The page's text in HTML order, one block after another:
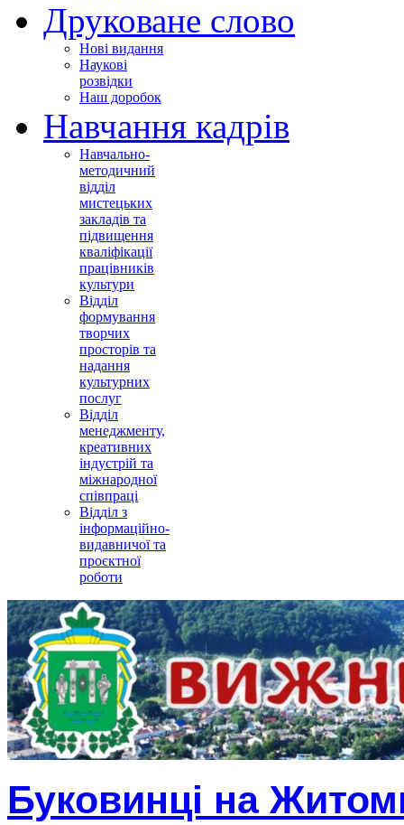
Друковане слово
Нові видання
Наукові
розвідки
Наш доробок
Навчання кадрів
Навчально-
методичний
відділ
мистецьких
закладів та
підвищення
кваліфікації
працівників
культури
Відділ
формування
творчих
просторів та
надання
культурних
послуг
Відділ
менеджменту,
креативних
індустрій та
міжнародної
співпраці
Відділ з
інформаційно-
видавничої та
проєктної
роботи
Буковинці на